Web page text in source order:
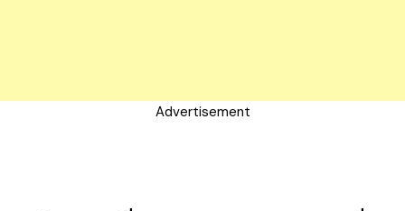
Advertisement